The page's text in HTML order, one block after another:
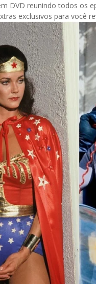
DVD reunindo todos os
exclusivos para você